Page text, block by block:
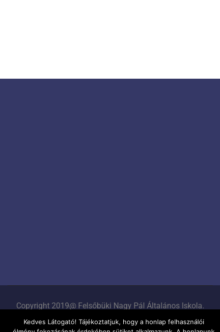
Copyright 2019@ Felsőbüki Nagy Pál Általános Iskola.
Minden jog fenntartva!
Kedves Látogató! Tájékoztatjuk, hogy a honlap felhasználói